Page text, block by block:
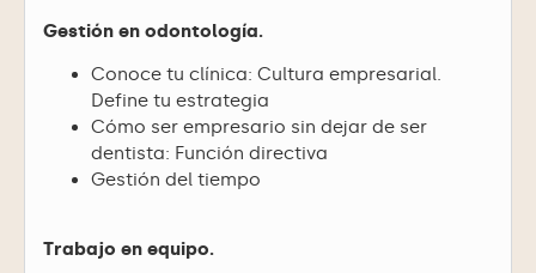
Gestión en odontología.
Conoce tu clínica: Cultura empresarial.
Define tu estrategia
Cómo ser empresario sin dejar de ser
dentista: Función directiva
Gestión del tiempo
Trabajo en equipo.